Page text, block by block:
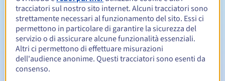
Periodo di rinnovo Da 1 a 10 anni
Redemption period 30 giorni
tracciatori sul nostro sito internet. Alcuni tracciatori sono
strettamente necessari al funzionamento del sito. Essi ci
permettono in particolare di garantire la sicurezza del
servizio o di assicurare alcune funzionalità essenziali.
Altri ci permettono di effettuare misurazioni
dell'audience anonime. Questi tracciatori sono esenti da
consenso.